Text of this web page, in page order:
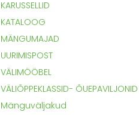
KARUSSELLID
KATALOOG
MÄNGUMAJAD
UURIMISPOST
VÄLIMÖÖBEL
VÄLIÕPPEKLASSID- ÕUEPAVILJONID
Mänguväljakud